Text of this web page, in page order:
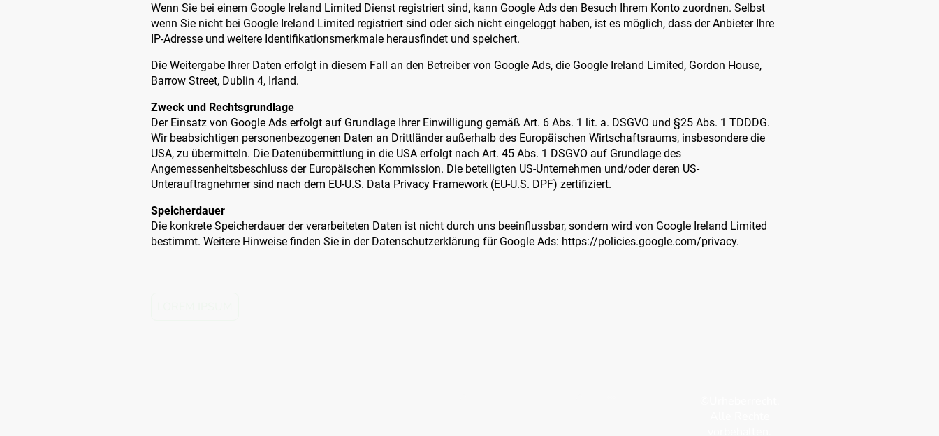
Wenn Sie bei einem Google Ireland Limited Dienst registriert sind, kann Google Ads den Besuch Ihrem Konto zuordnen. Selbst
wenn Sie nicht bei Google Ireland Limited registriert sind oder sich nicht eingeloggt haben, ist es möglich, dass der Anbieter Ihre
IP-Adresse und weitere Identifikationsmerkmale herausfindet und speichert.
Die Weitergabe Ihrer Daten erfolgt in diesem Fall an den Betreiber von Google Ads, die Google Ireland Limited, Gordon House,
Barrow Street, Dublin 4, Irland.
Zweck und Rechtsgrundlage
Der Einsatz von Google Ads erfolgt auf Grundlage Ihrer Einwilligung gemäß Art. 6 Abs. 1 lit. a. DSGVO und §25 Abs. 1 TDDDG.
Wir beabsichtigen personenbezogenen Daten an Drittländer außerhalb des Europäischen Wirtschaftsraums, insbesondere die
USA, zu übermitteln. Die Datenübermittlung in die USA erfolgt nach Art. 45 Abs. 1 DSGVO auf Grundlage des
Angemessenheitsbeschluss der Europäischen Kommission. Die beteiligten US-Unternehmen und/oder deren US-
Unterauftragnehmer sind nach dem EU-U.S. Data Privacy Framework (EU-U.S. DPF) zertifiziert.
Speicherdauer
Die konkrete Speicherdauer der verarbeiteten Daten ist nicht durch uns beeinflussbar, sondern wird von Google Ireland Limited
bestimmt. Weitere Hinweise finden Sie in der Datenschutzerklärung für Google Ads: https://policies.google.com/privacy.